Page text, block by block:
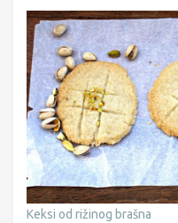
Keksi od rižinog brašna